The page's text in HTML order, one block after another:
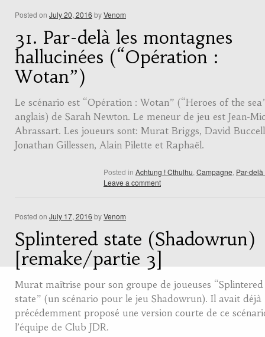
Posted on July 20, 2016 byVenom
31. Par-delà les montagnes
hallucinées (“Opération :
Wotan”)
Le scénario est “Opération : Wotan” (“Heroes of the
anglais) de Sarah Newton. Le meneur de jeu est Jean-
Abrassart. Les joueurs sont: Murat Briggs, David
Jonathan Gillessen, Alain Pilette et Raphaël.
Posted in Achtung ! Cthulhu Campagne Par-
Leave a comment
Posted on July 17, 2016 byVenom
Splintered state (Shadowrun)
[remake/partie 3]
Murat maîtrise pour son groupe de joueuses “Splintered
state” (un scénario pour le jeu Shadowrun). Il avait déjà
précédemment proposé une version courte de ce
l’équipe de Club JDR.